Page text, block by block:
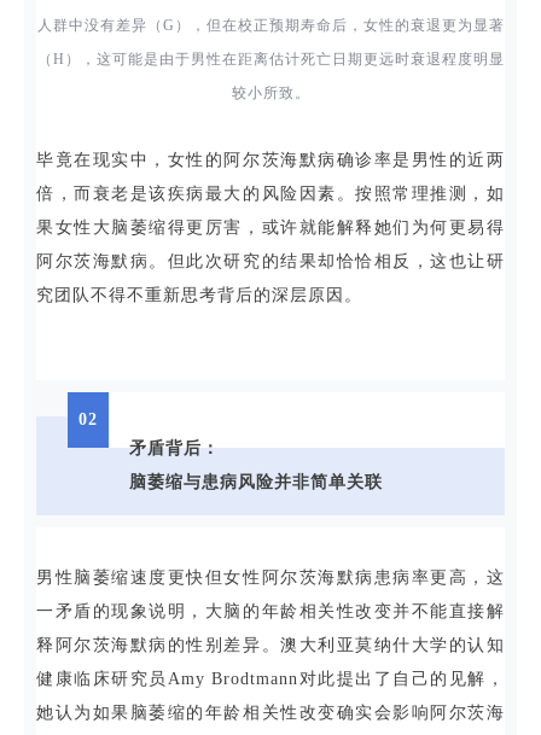
人群中没有差异（G），但在校正预期寿命后，女性的衰退更为显著
（H），这可能是由于男性在距离估计死亡日期更远时衰退程度明显
较小所致。
毕竟在现实中，女性的阿尔茨海默病确诊率是男性的近两
倍，而衰老是该疾病最大的风险因素。按照常理推测，如
果女性大脑萎缩得更厉害，或许就能解释她们为何更易得
阿尔茨海默病。但此次研究的结果却恰恰相反，这也让研
究团队不得不重新思考背后的深层原因。
02
矛盾背后：
脑萎缩与患病风险并非简单关联
男性脑萎缩速度更快但女性阿尔茨海默病患病率更高，这
一矛盾的现象说明，大脑的年龄相关性改变并不能直接解
释阿尔茨海默病的性别差异。澳大利亚莫纳什大学的认知
健康临床研究员Amy Brodtmann对此提出了自己的见解，
她认为如果脑萎缩的年龄相关性改变确实会影响阿尔茨海